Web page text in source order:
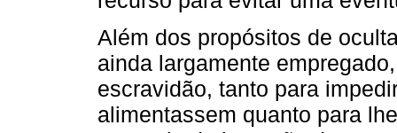
Além dos propósitos de
ainda largamente
escravidão, tanto para
alimentassem quanto para